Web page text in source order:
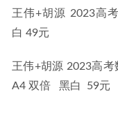
王伟+胡源 2023高
白 49元
王伟+胡源 2023高考
A4 双倍   黑白  59元